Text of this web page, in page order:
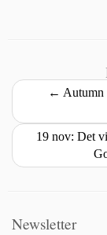
i
← Autumn
19 nov: Det
Newsletter